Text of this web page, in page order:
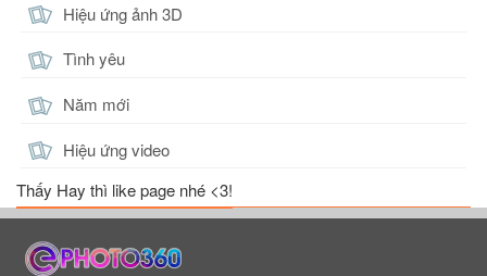
Hiệu ứng ảnh 3D
Tình yêu
Năm mới
Hiệu ứng video
Thấy Hay thì like page nhé <3!